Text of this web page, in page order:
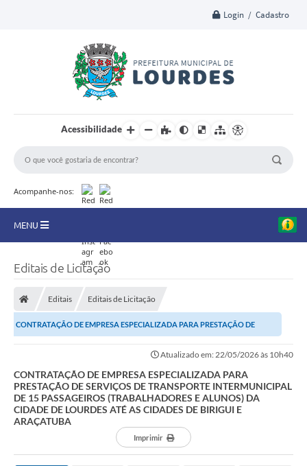
Login / Cadastro
Acessibilidade
Acompanhe-nos:
MENU
Editais
Telefones Úteis
Turismo
Acesso a Informação
Editais de Licitação
Editais Editais de Licitação
CONTRATAÇÃO DE EMPRESA ESPECIALIZADA PARA PRESTAÇÃO DE
Atualizado em: 22/05/2026 às 10h40
CONTRATAÇÃO DE EMPRESA ESPECIALIZADA PARA
PRESTAÇÃO DE SERVIÇOS DE TRANSPORTE INTERMUNICIPAL
DE 15 PASSAGEIROS (TRABALHADORES E ALUNOS) DA
CIDADE DE LOURDES ATÉ AS CIDADES DE BIRIGUI E
ARAÇATUBA
Imprimir